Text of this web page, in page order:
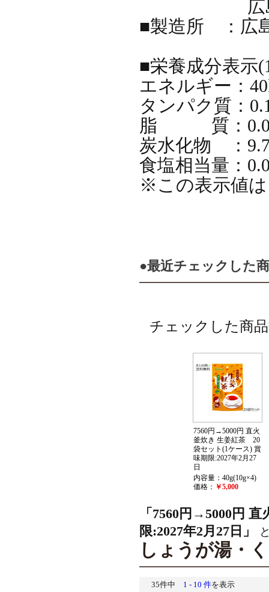
広島県尾
■製造所 ：広
■栄養成分表示
エネルギー：
タンパク質：
脂 質：
炭水化物 ：
食塩相当量：
※この表示値
●最近チェックした
チェックした商
7560円→5000円 直火
釜炊き 生姜紅茶 20
袋セット(1ケース) 賞
味期限:2027年2月27
日
内容量：40g(10g×4)
価格： ￥5,000
「7560円→5000円
限:2027年2月27日」
しょうが湯・
35件中 1 - 10 件を表示